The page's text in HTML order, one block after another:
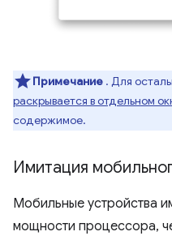
Примечание . Для
раскрывается в отдельном
содержимое.
Имитация
Мобильные устройства
мощности процессора,